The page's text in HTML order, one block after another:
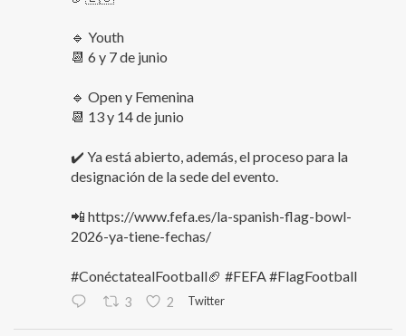
🔹 Youth
📆 6 y 7 de junio
🔹 Open y Femenina
📆 13 y 14 de junio
✔️ Ya está abierto, además, el proceso para la
designación de la sede del evento.
📲 https://www.fefa.es/la-spanish-flag-bowl-
2026-ya-tiene-fechas/
#ConéctatealFootball🏈 #FEFA #FlagFootball
3 2 Twitter